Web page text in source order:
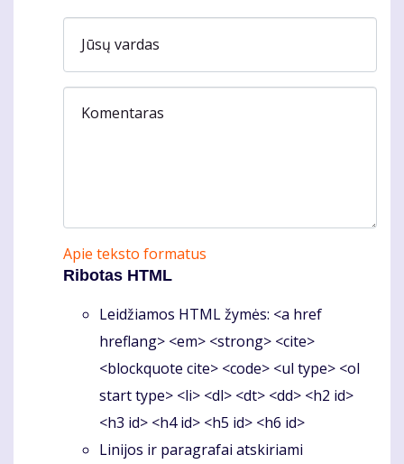
Jūsų vardas
Komentaras
Apie teksto formatus
Ribotas HTML
Leidžiamos HTML žymės: <a href
hreflang> <em> <strong> <cite>
<blockquote cite> <code> <ul type> <ol
start type> <li> <dl> <dt> <dd> <h2 id>
<h3 id> <h4 id> <h5 id> <h6 id>
Linijos ir paragrafai atskiriami